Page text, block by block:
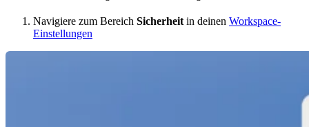
Navigiere zum Bereich Sicherheit in deinen Workspace-
Einstellungen